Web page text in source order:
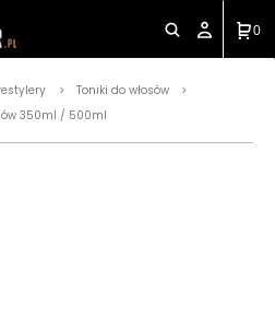
0
> Toniki do włosów
>
350ml / 500ml